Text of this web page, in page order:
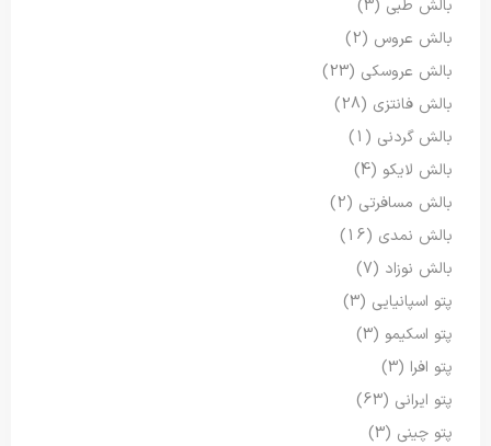
بالش طبی (3)
بالش عروس (2)
بالش عروسکی (23)
بالش فانتزی (28)
بالش گردنی (1)
بالش لایکو (4)
بالش مسافرتی (2)
بالش نمدی (16)
بالش نوزاد (7)
پتو اسپانیایی (3)
پتو اسکیمو (3)
پتو افرا (3)
پتو ایرانی (63)
پتو چینی (3)